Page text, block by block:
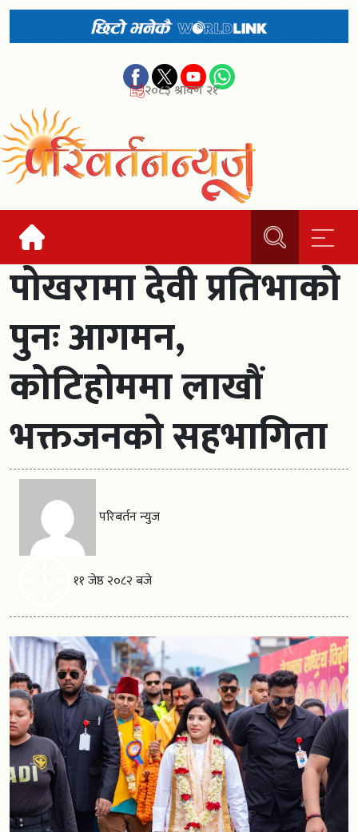
२०८३ श्रावण २१
पोखरामा देवी प्रतिभाको
पुनः आगमन,
कोटिहोममा लाखौं
भक्तजनको सहभागिता
परिबर्तन न्युज
११ जेष्ठ २०८२ बजे